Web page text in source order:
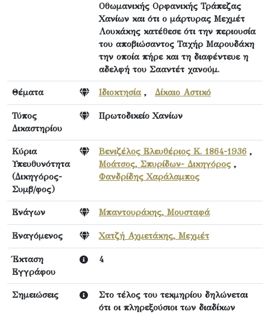
Οθωμανικής Ορφανικής Τράπεζας
Χανίων και ότι ο μάρτυρας Μεχμέτ
Λουκάκης κατέθεσε ότι την περιουσία
του αποβιώσαντος Ταχήρ Μαρουδάκη
την οποία πήρε και τη διαφέντευε η
αδελφή του Σααντέτ χανούμ.
Θέματα Ιδιοκτησία, Δίκαιο Αστικό
Τύπος
Δικαστηρίου
Πρωτοδικείο Χανίων
Κύρια
Υπευθυνότητα
(Δικηγόρος-
Συμβ/φος)
Βενιζέλος Ελευθέριος Κ. 1864-1936 ,
Μοάτσος, Σπυρίδων- Δικηγόρος ,
Φανδρίδης Χαράλαμπος
Ενάγων Μπαντουράκης, Μουσταφά
Εναγόμενος Χατζή Αχμετάκης, Μεχμέτ
Έκταση
Εγγράφου
4
Σημειώσεις
Στο τέλος του τεκμηρίου δηλώνεται
ότι οι πληρεξούσιοι των διαδίκων